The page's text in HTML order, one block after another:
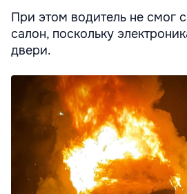
При этом водитель не смог
салон, поскольку
двери.